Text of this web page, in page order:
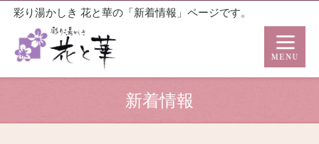
彩り湯かしき 花と華の「新着情報」ページです。
新着情報